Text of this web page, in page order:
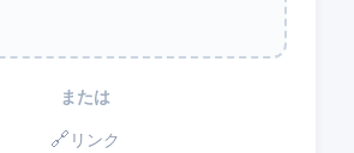
または
🔗 リンク